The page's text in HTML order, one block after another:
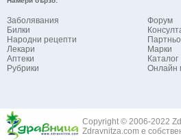
Заболявания
Билки
Народни рецепти
Лекари
Аптеки
Рубрики
Форум
Марки
Каталог
Онлайн
Copyright © 2006-2022
Zdravnitza.com е